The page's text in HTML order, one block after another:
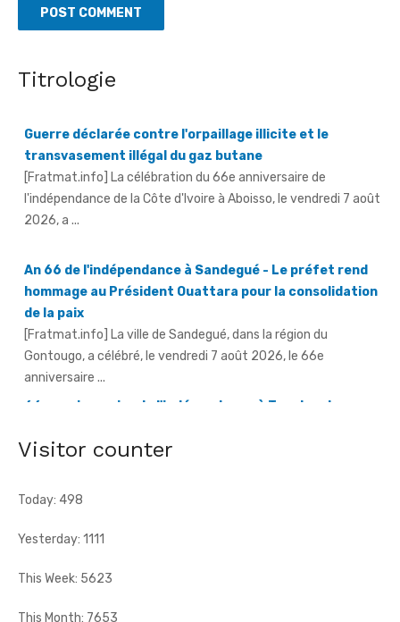
Titrologie
Guerre déclarée contre l'orpaillage illicite et le
l'indépendance de la Côte d'Ivoire à Aboisso, le vendredi 7 août
2026, a ...
An 66 de l'indépendance à Sandegué - Le préfet rend
[Fratmat.info] La ville de Sandegué, dans la région du
Gontougo, a célébré, le vendredi 7 août 2026, le 66e
anniversaire ...
66e anniversaire de l'indépendance à Tougbo - Le
sous-préfet appelle à l'union face à la menace
préfet de Tougbo, dans ...
Visitor counter
Today: 498
Yesterday: 1111
This Week: 5623
This Month: 7653